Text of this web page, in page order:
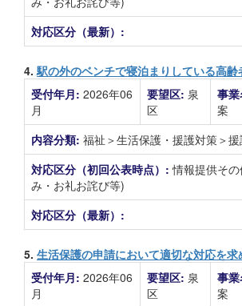
対応区分（最新）:
4. 駅の外のベンチで寝泊まりしている高
受付年月: 2026年06
月
要望区: 泉
区
事
案
内容分類: 福祉＞生活保護・援護対策＞
対応区分（初回公表時点）:情報提供そ
み・お礼お詫び等)
対応区分（最新）:
5. 生活保護の申請において適切な対応を求
受付年月: 2026年06
月
要望区: 泉
区
事
案